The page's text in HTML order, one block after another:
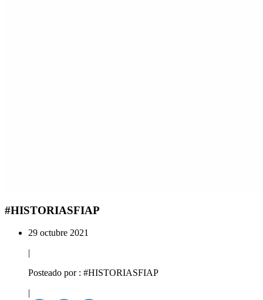
#HISTORIASFIAP
29 octubre 2021
|
Posteado por : #HISTORIASFIAP
|